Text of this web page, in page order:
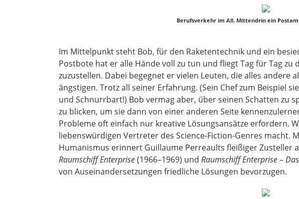
Berufsverkehr im All. Mittendrin ein
Im Mittelpunkt steht Bob, für den Raketentechnik und ein
Postbote hat er alle Hände voll zu tun und fliegt Tag für Tag zu
zuzustellen. Dabei begegnet er vielen Leuten, die alles andere
ängstigen. Trotz all seiner Erfahrung. (Sein Chef zum Beispiel
und Schnurrbart!) Bob vermag aber, über seinen Schatten zu
zu blicken, um sie dann von einer anderen Seite
Probleme oft einfach nur kreative Lösungsansätze erfordern.
liebenswürdigen Vertreter des Science-Fiction-Genres macht.
Humanismus erinnert Guillaume Perreaults fleißiger Zusteller
Raumschiff Enterprise(1966–1969) und Raumschiff Enterprise –
von Auseinandersetzungen friedliche Lösungen bevorzugen.